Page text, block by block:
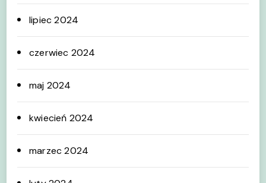
lipiec 2024
czerwiec 2024
maj 2024
kwiecień 2024
marzec 2024